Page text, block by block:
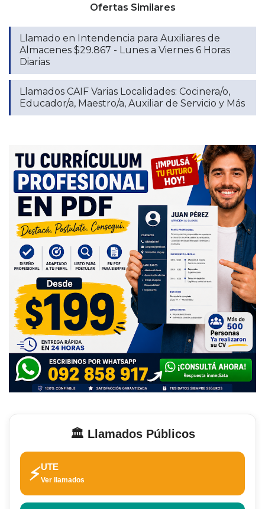
Ofertas Similares
Llamado en Intendencia para Auxiliares de
Almacenes $29.867 - Lunes a Viernes 6 Horas
Diarias
Llamados CAIF Varias Localidades: Cocinera/o,
Educador/a, Maestro/a, Auxiliar de Servicio y Más
🏛️ Llamados Públicos
⚡UTE
Ver llamados